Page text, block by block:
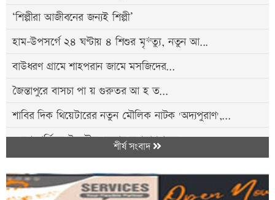
‘শিল্পীরা আজীবনের জন্যই শিল্পী’
হাম-উপসর্গে ২৪ ঘণ্টায় ৪ শিশুর মৃ*ত্যু, নতুন আ...
বাউধরণ গ্রামে শাহপরান জামে মসজিদের...
জৈন্তাপুরে বাসচা পা য় গুরুতর আ হ ত...
শাবির দিক থিয়েটারের নতুন মৌলিক নাটক 'অদ্যপুরাণ',...
১ যুগ পূর্তিতে স্টুডেন্টস কেয়ার জগন্নাথপুরের...
বিশ্বনাথে বৃত্তি প্রদান অনুষ্ঠান সম্পন্ন
শীর্ষ সংবাদ